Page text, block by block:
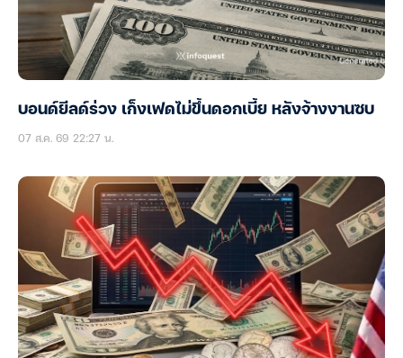
บอนด์ยีลด์ร่วง เก็งเฟดไม่ขึ้นดอกเบี้ย หลังจ้างงานซบ
07 ส.ค. 69 22:27 น.